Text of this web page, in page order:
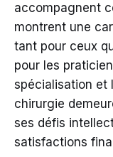
accompagnent
montrent une
tant pour ceux
pour les
spécialisation et
chirurgie
ses défis
satisfactions